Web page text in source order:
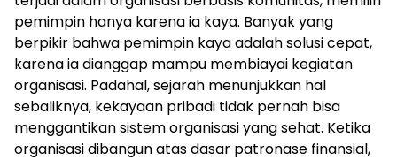
pemimpin hanya karena ia kaya. Banyak yang
berpikir bahwa pemimpin kaya adalah solusi cepat,
karena ia dianggap mampu membiayai kegiatan
organisasi. Padahal, sejarah menunjukkan hal
sebaliknya, kekayaan pribadi tidak pernah bisa
menggantikan sistem organisasi yang sehat. Ketika
organisasi dibangun atas dasar patronase finansial,